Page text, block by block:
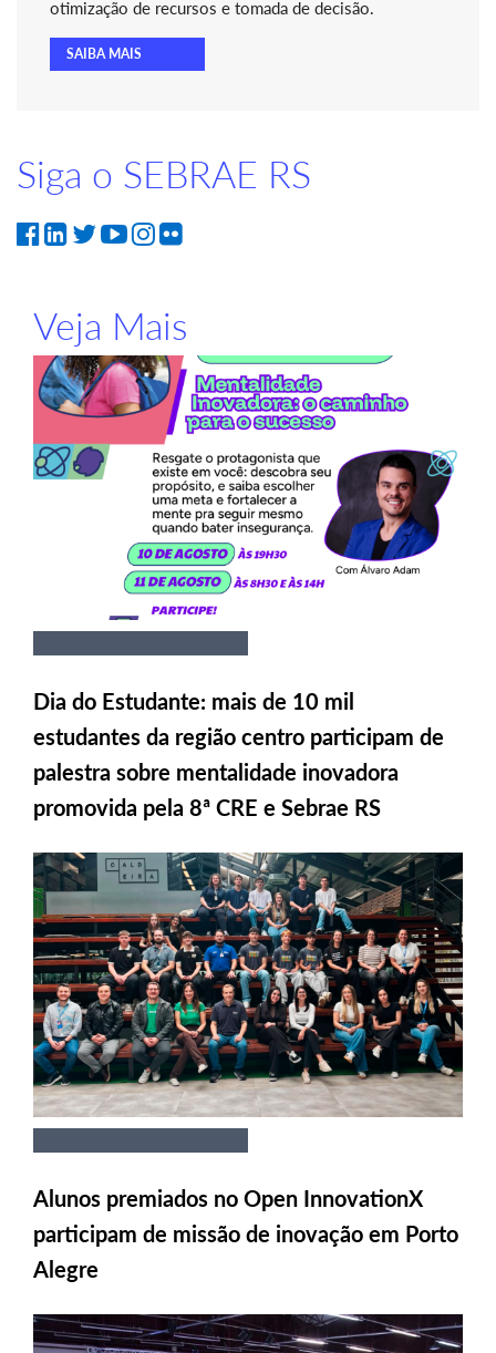
otimização de recursos e tomada de decisão.
SAIBA MAIS
Siga o SEBRAE RS
Veja Mais
Dia do Estudante: mais de 10 mil
estudantes da região centro participam de
palestra sobre mentalidade inovadora
promovida pela 8ª CRE e Sebrae RS
Alunos premiados no Open InnovationX
participam de missão de inovação em Porto
Alegre